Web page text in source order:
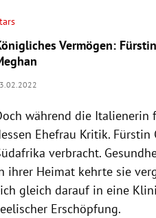
Vermögen:
während die
Ehefrau Kritik.
verbracht.
ihrer Heimat kehrte sie
gleich darauf in eine
Erschöpfung.